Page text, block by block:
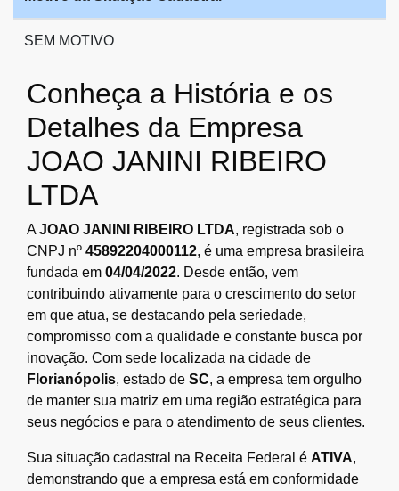
SEM MOTIVO
Conheça a História e os
Detalhes da Empresa
JOAO JANINI RIBEIRO
LTDA
AJOAO JANINI RIBEIRO LTDA, registrada sob o
CNPJ nº 45892204000112, é uma empresa brasileira
fundada em 04/04/2022. Desde então, vem
contribuindo ativamente para o crescimento do setor
em que atua, se destacando pela seriedade,
compromisso com a qualidade e constante busca por
inovação. Com sede localizada na cidade de
Florianópolis, estado de SC, a empresa tem orgulho
de manter sua matriz em uma região estratégica para
seus negócios e para o atendimento de seus clientes.
Sua situação cadastral na Receita Federal é ATIVA,
demonstrando que a empresa está em conformidade